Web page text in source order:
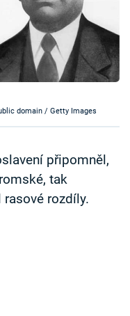
domain / Getty Images
připomněl,
tak
rozdíly.